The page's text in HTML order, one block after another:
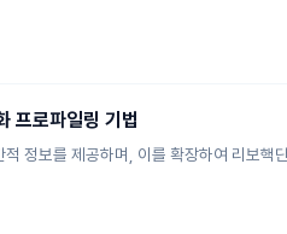
프로파일링 기법
정보를 제공하며, 이를 확장하여 리보핵